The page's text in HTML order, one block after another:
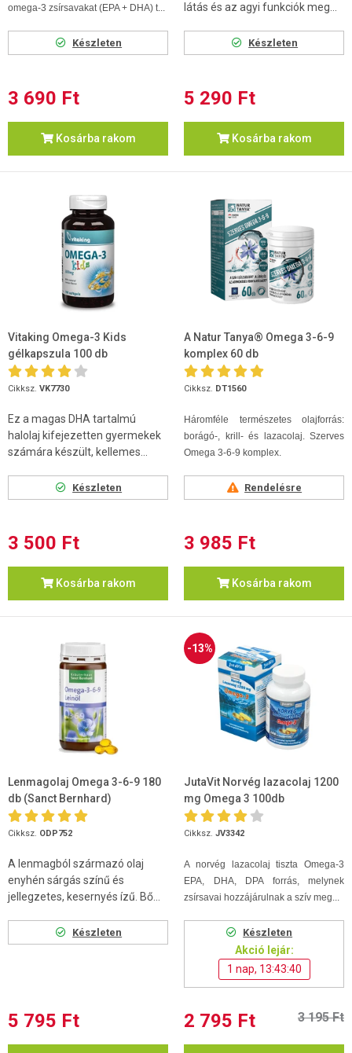
omega-3 zsírsavakat (EPA + DHA) t...
Készleten
3 690 Ft
Kosárba rakom
látás és az agyi funkciók meg...
Készleten
5 290 Ft
Kosárba rakom
Vitaking Omega-3 Kids
gélkapszula 100 db
Cikksz. VK7730
Ez a magas DHA tartalmú
halolaj kifejezetten gyermekek
számára készült, kellemes...
Készleten
3 500 Ft
Kosárba rakom
A Natur Tanya® Omega 3-6-9
komplex 60 db
Cikksz. DT1560
Háromféle természetes olajforrás:
borágó-, krill- és lazacolaj.Szerves
Omega 3-6-9 komplex.
Rendelésre
3 985 Ft
Kosárba rakom
Lenmagolaj Omega 3-6-9 180
db (Sanct Bernhard)
Cikksz. ODP752
A lenmagból származó olaj
enyhén sárgás színű és
jellegzetes, kesernyés ízű. Bő...
Készleten
5 795 Ft
-13%
JutaVit Norvég lazacolaj 1200
mg Omega 3 100db
Cikksz. JV3342
A norvég lazacolaj tiszta Omega-3
EPA, DHA, DPA forrás, melynek
zsírsavai hozzájárulnak a szív meg...
Készleten
Akció lejár:
1 nap, 13:43:39
2 795 Ft 3 195 Ft